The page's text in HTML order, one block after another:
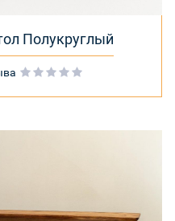
Полукруглый